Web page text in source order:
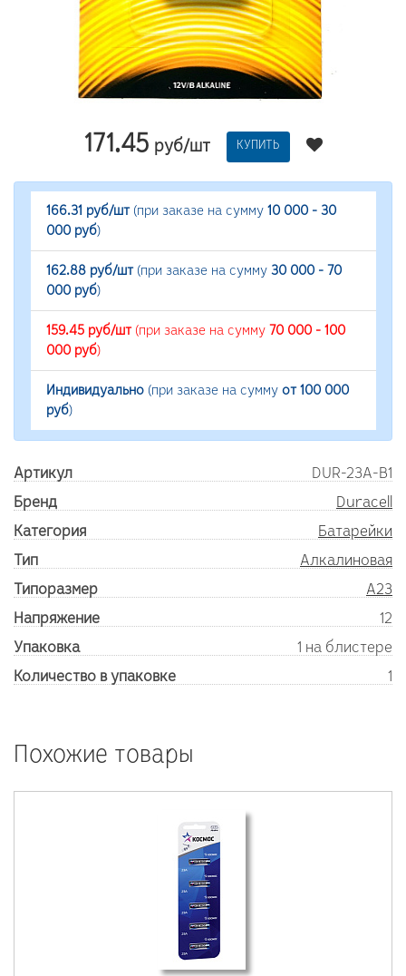
171.45 руб/шт КУПИТЬ
166.31 руб/шт(при заказе на сумму 10 000 - 30
000 руб)
162.88 руб/шт(при заказе на сумму 30 000 - 70
000 руб)
159.45 руб/шт(при заказе на сумму 70 000 - 100
000 руб)
Индивидуально (при заказе на сумму от 100 000
руб)
Артикул
DUR-23A-B1
Бренд
Duracell
Категория
Батарейки
Тип
Алкалиновая
Типоразмер
A23
Напряжение
12
Упаковка
1 на блистере
Количество в упаковке
1
Похожие товары